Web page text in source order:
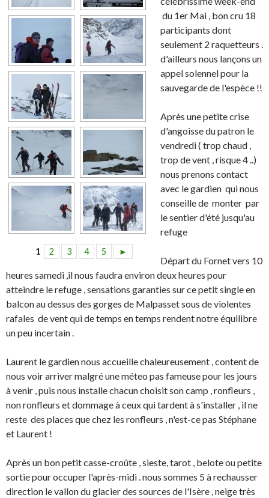
1 2 3 4 5 ►
du 1er Mai , bon cru 18
participants dont
seulement 2 raquetteurs .
d'ailleurs nous lançons un
appel solennel pour la
sauvegarde de l'espèce !!
Après une petite crise
d'angoisse du patron le
vendredi ( trop chaud ,
trop de vent , risque 4 ..)
nous prenons contact
avec le gardien qui nous
conseille de monter par
le sentier d'été jusqu'au
refuge
Départ du Fornet vers 10
heures samedi ,il nous faudra environ deux heures pour
atteindre le refuge , sensations garanties sur ce petit single en
balcon au dessus des gorges de Malpasset sous de violentes
rafales de vent qui de temps en temps rendent notre équilibre
un peu incertain .
Laurent le gardien nous accueille chaleureusement , content de
nous voir arriver malgré une méteo pas fameuse pour les jours
à venir , puis nous installe chacun choisit son camp , ronfleurs ,
non ronfleurs et dommage à ceux qui tardent à s'installer , il ne
reste des places que chez les ronfleurs , n'est-ce pas Stéphane
et Laurent !
Après un bon petit casse-croûte , sieste, tarot , belote ou petite
sortie pour occuper l'après-midi . nous sommes 5 à rechausser
direction le vallon du glacier des sources de l'Isère , neige très